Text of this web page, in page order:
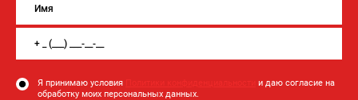
Я принимаю условия
и даю согласие на
обработку моих персональных данных.